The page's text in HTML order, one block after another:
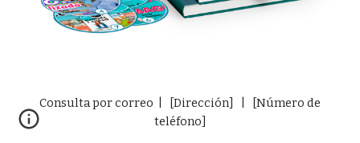
Consulta por correo | [Dirección] | [Número de
teléfono]